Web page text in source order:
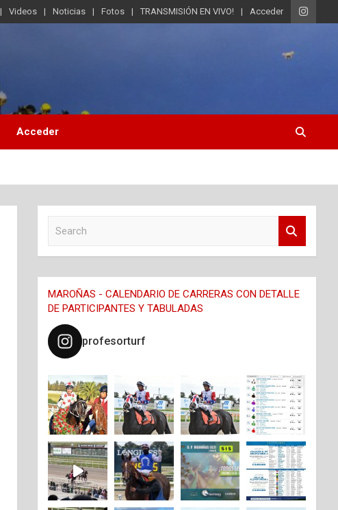
Videos Noticias Fotos TRANSMISIÓN EN VIVO! Acceder
Acceder
c
h
MAROÑAS - CALENDARIO DE CARRERAS CON DETALLE
DE PARTICIPANTES Y TABULADAS
profesorturf